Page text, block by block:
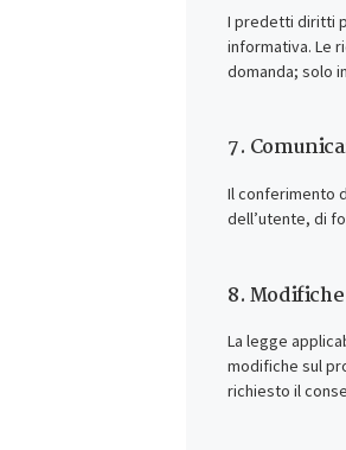
I predetti diritti
informativa. Le
domanda; solo
7.
Il conferimento
dell’utente, di
8.
La legge
modifiche sul
richiesto il